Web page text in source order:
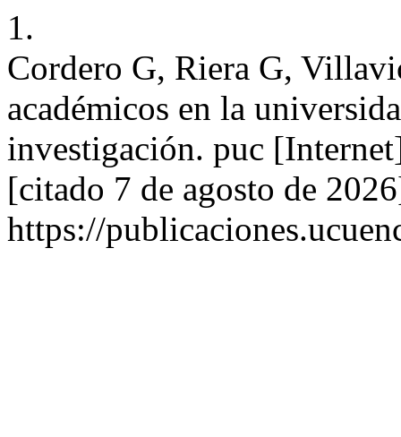
1.
Cordero G, Riera G,
académicos en la
investigación. puc
[citado 7 de agosto de
https://